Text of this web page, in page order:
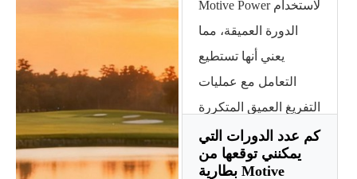
Motive Power لاستخدام
الدورة العميقة، مما
يعني أنها تستطيع
التعامل مع عمليات
التفريغ العميق المتكررة
(حتى 80%) لتوفير
طاقة مستدامة
كم عدد الدورات التي
يمكنني توقعها من
بطارية Motive